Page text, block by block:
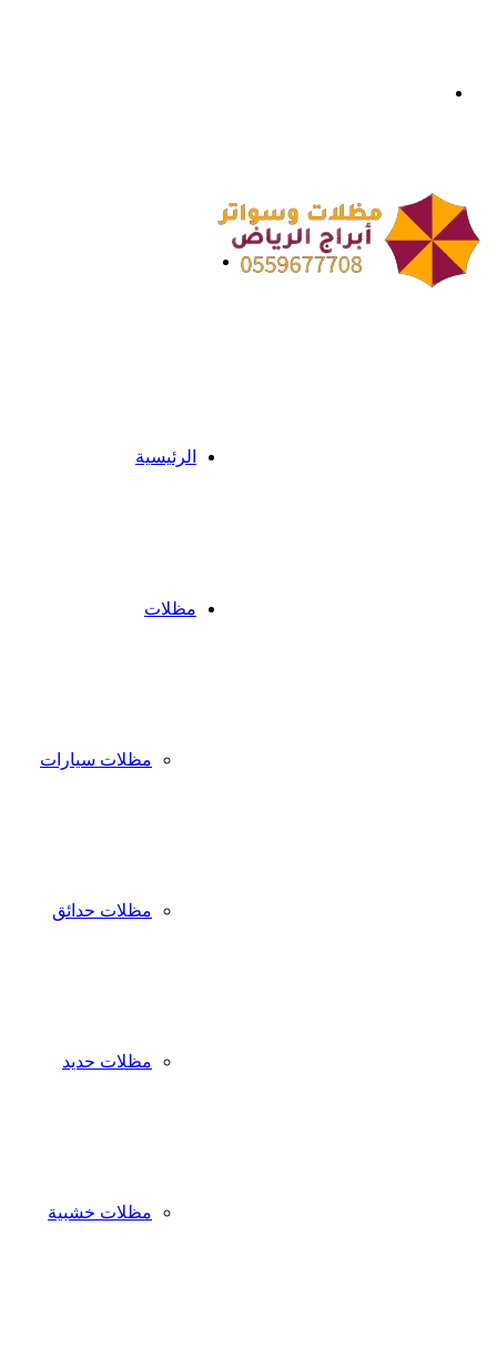
عن
الرئيسية
مظلات
مظلات سيارات
مظلات حدائق
مظلات حديد
مظلات خشبية